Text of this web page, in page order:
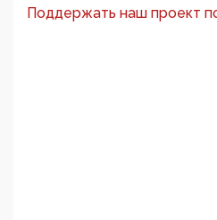
Поддержать наш проект